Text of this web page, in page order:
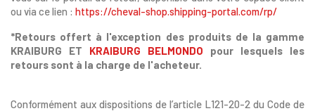
ou via ce lien : https://cheval-shop.shipping-portal.com/rp/
*Retours offert à l'exception des produits de la gamme
KRAIBURG ET KRAIBURG BELMONDO pour lesquels les
retours sont à la charge de l'acheteur.
Conformément aux dispositions de l’article L121-20-2 du Code de